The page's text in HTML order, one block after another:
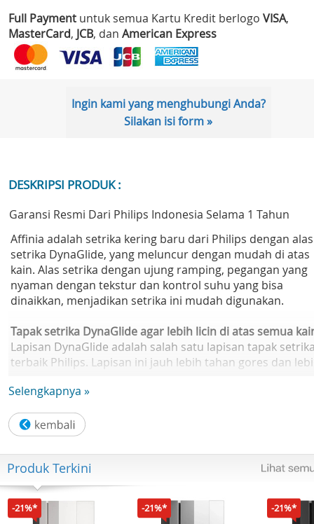
Full Payment untuk semua Kartu Kredit berlogo VISA,
MasterCard, JCB, dan American Express
Ingin kami yang menghubungi Anda?
Silakan isi form »
DESKRIPSI PRODUK :
Garansi Resmi Dari Philips Indonesia Selama 1 Tahun
Affinia adalah setrika kering baru dari Philips dengan alas
setrika DynaGlide, yang meluncur dengan mudah di atas
kain. Alas setrika dengan ujung ramping, pegangan yang
nyaman dengan tekstur dan kontrol suhu yang bisa
dinaikkan, menjadikan setrika ini mudah digunakan.
Tapak setrika DynaGlide agar lebih licin di atas semua
Lapisan DynaGlide adalah salah satu lapisan tapak
terbaik Philips. Lapisan ini jauh lebih tahan gores dan
keramik.
Tapak setrika berujung ramping memudahkan untuk
menjangkau bagian yang sulit
Ujung ramping dari tapak setrika memungkinkan untuk
menjangkau bagian tersulit, seperti di antara kancing,
membuat lipatan, dan di sudut-sudut.
Alur kancing mempercepat penyetrikaan di sepanjang
Selengkapnya »
Produk Terkini
-21%* -21%* -21%*